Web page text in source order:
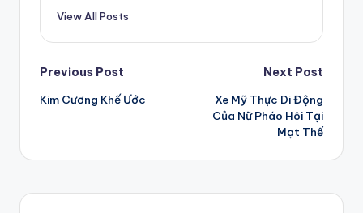
View All Posts
Post
navigation
Previous Post
Kim Cương Khế Ước
Next Post
Xe Mỹ Thực Di Động
Của Nữ Pháo Hôi Tại
Mạt Thế